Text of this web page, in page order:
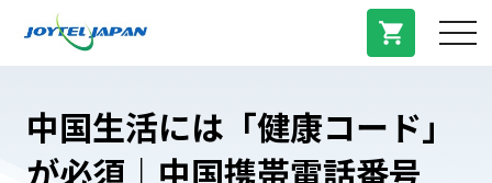
料金プラン
中国生活には「健康コード」
が必須｜中国携帯電話番号